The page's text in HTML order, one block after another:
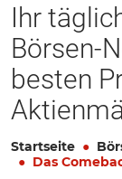
Ihr
Börsen-
besten
Startseite
Das